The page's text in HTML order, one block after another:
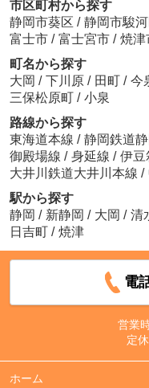
市区町村から探す
静岡市葵区 / 静岡市駿
富士市 / 富士宮市 / 焼津
町名から探す
大岡 / 下川原 / 田町 / 今
三保松原町 / 小泉
路線から探す
東海道本線 / 静岡鉄道
御殿場線 / 身延線 / 伊豆
大井川鉄道大井川本線 /
駅から探す
静岡 / 新静岡 / 大岡 / 清
日吉町 / 焼津
電
営業
定
ホーム